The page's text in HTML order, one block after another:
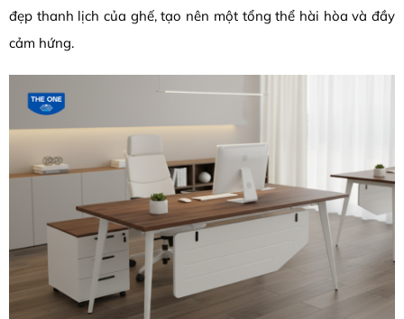
đẹp thanh lịch của ghế, tạo nên một tổng thể hài hòa và đầy
cảm hứng.